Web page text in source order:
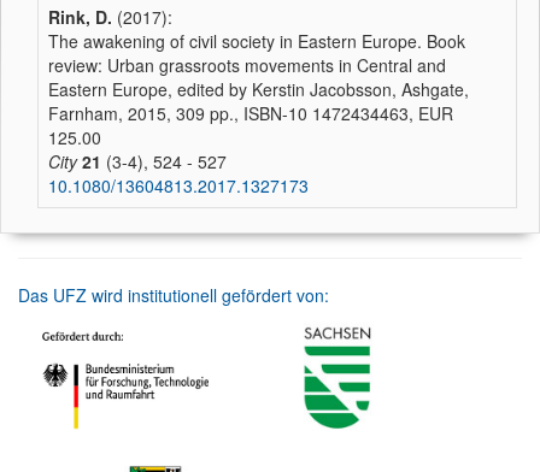
Rink, D. (2017):
The awakening of civil society in Eastern Europe. Book
review: Urban grassroots movements in Central and
Eastern Europe, edited by Kerstin Jacobsson, Ashgate,
Farnham, 2015, 309 pp., ISBN-10 1472434463, EUR
125.00
City 21 (3-4), 524 - 527
10.1080/13604813.2017.1327173
Das UFZ wird institutionell gefördert von: